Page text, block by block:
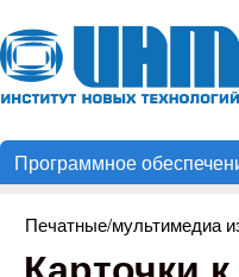
Новых
Программное
Вы здесь
Печатные/мультимедиа